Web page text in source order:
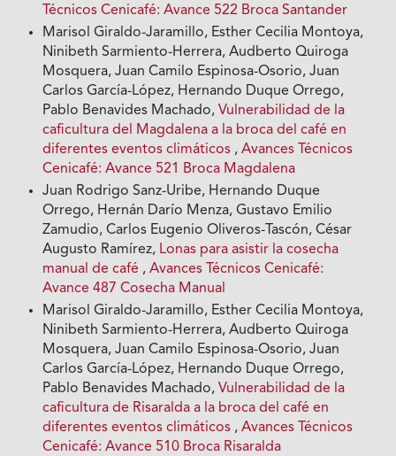
Técnicos Cenicafé: Avance 522 Broca Santander
Marisol Giraldo-Jaramillo, Esther Cecilia Montoya,
Ninibeth Sarmiento-Herrera, Audberto Quiroga
Mosquera, Juan Camilo Espinosa-Osorio, Juan
Carlos García-López, Hernando Duque Orrego,
Pablo Benavides Machado,Vulnerabilidad de la
caficultura del Magdalena a la broca del café en
diferentes eventos climáticos ,Avances Técnicos
Cenicafé: Avance 521 Broca Magdalena
Juan Rodrigo Sanz-Uribe, Hernando Duque
Orrego, Hernán Darío Menza, Gustavo Emilio
Zamudio, Carlos Eugenio Oliveros-Tascón, César
Augusto Ramírez, Lonas para asistir la cosecha
manual de café ,Avances Técnicos Cenicafé:
Avance 487 Cosecha Manual
Marisol Giraldo-Jaramillo, Esther Cecilia Montoya,
Ninibeth Sarmiento-Herrera, Audberto Quiroga
Mosquera, Juan Camilo Espinosa-Osorio, Juan
Carlos García-López, Hernando Duque Orrego,
Pablo Benavides Machado,Vulnerabilidad de la
caficultura de Risaralda a la broca del café en
diferentes eventos climáticos ,Avances Técnicos
Cenicafé: Avance 510 Broca Risaralda